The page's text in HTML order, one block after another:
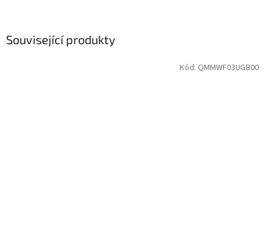
Související produkty
Kód: QMMWF03UGB00